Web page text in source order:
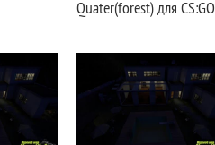
Quater(forest) для CS:GO